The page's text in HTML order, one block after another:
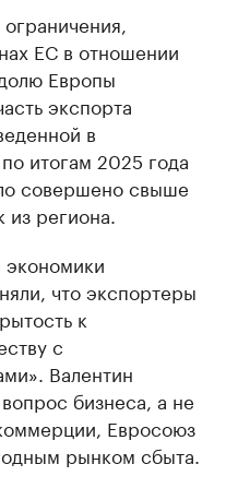
ЕС в отношении
Европы
экспорта
в
итогам 2025 года
совершено свыше
из региона.
что экспортеры
к
с
Валентин
бизнеса, а не
Евросоюз
рынком сбыта.